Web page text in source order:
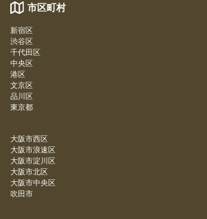
市区町村
新宿区
渋谷区
千代田区
中央区
港区
文京区
品川区
東京都
大阪市西区
大阪市浪速区
大阪市淀川区
大阪市北区
大阪市中央区
吹田市